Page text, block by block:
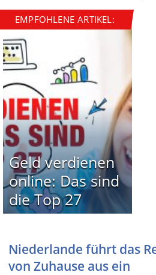
EMPFOHLENE ARTIKEL:
Geld verdienen
online: Das sind
die Top 27
Niederlande führt das
von Zuhause aus ein